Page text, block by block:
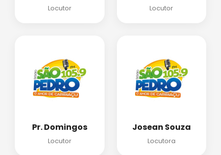
Locutor Locutor
Pr. Domingos
Locutor
Josean Souza
Locutora